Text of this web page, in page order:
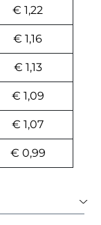
€ 1,22
€ 1,16
€ 1,13
€ 1,09
€ 1,07
€ 0,99